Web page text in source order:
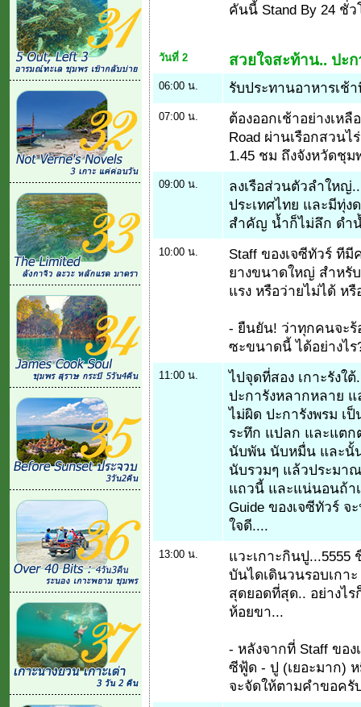
คันนี้ Stand By 24 ชั่
วันที่ 2 สวยใจสะท้าน.. ปะ
06:00 น. รับประทานอาหารเช้า
07:00 น.
ต้องออกเช้าอย่างเห
Road ผ่านเรือกสวน
1.45 ชม ถึงจังหวัดชุม
09:00 น.
ลงเรือส่วนตัวลำใหญ่
ประเทศไทย และมีทุ่
สำคัญ น้ำก็ไม่ลึก ดำ
10:00 น.
Staff ของเจซีทัวร์ ที
ยางขนาดใหญ่ สำหรั
แรง หรือว่ายไม่ได้ ห
- ยืนยัน! ว่าทุกคนจะร้
ซะขนาดนี้ ได้อย่างไร
11:00 น.
ไปจุดที่สอง เกาะรังใ
ปะการังหลากหลาย แ
ไม่ผิด ปะการังพรม เ
ระทึก แปลก และแตก
นับพัน นับหมื่น และนั้
นับรวมๆ แล้วประมา
แถวนี้ และแน่นอนถ้าเ
Guide ของเจซีทัวร์
ใจดี....
13:00 น.
แวะเกาะกินปู...5555
บันไดเดินวนรอบเกา
สุดยอดที่สุด.. อย่างไ
ห้อยขา...
- หลังจากที่ Staff ขอ
ซีฟู้ด - ปู (เยอะมาก)
จะจัดให้ตามคำขอครั